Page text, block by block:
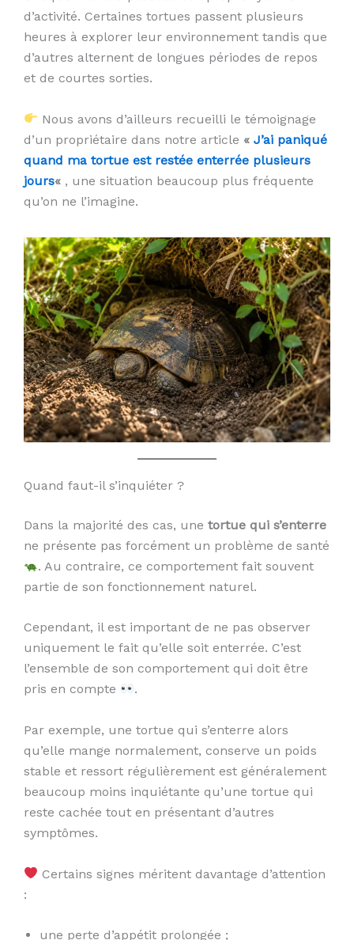
d’activité. Certaines tortues passent plusieurs
heures à explorer leur environnement tandis que
d’autres alternent de longues périodes de repos
et de courtes sorties.
Nous avons d’ailleurs recueilli le témoignage
d’un propriétaire dans notre article « J’ai paniqué
quand ma tortue est restée enterrée plusieurs
jours« , une situation beaucoup plus fréquente
qu’on ne l’imagine.
Quand faut-il s’inquiéter ?
Dans la majorité des cas, une tortue qui s’enterre
ne présente pas forcément un problème de santé
. Au contraire, ce comportement fait souvent
partie de son fonctionnement naturel.
Cependant, il est important de ne pas observer
uniquement le fait qu’elle soit enterrée. C’est
l’ensemble de son comportement qui doit être
pris en compte
.
Par exemple, une tortue qui s’enterre alors
qu’elle mange normalement, conserve un poids
stable et ressort régulièrement est généralement
beaucoup moins inquiétante qu’une tortue qui
reste cachée tout en présentant d’autres
symptômes.
Certains signes méritent davantage d’attention
:
une perte d’appétit prolongée ;